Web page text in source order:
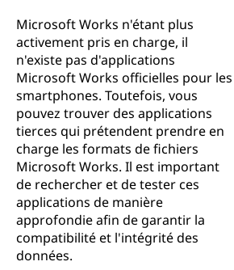
Microsoft Works n'étant plus
activement pris en charge, il
n'existe pas d'applications
Microsoft Works officielles pour les
smartphones. Toutefois, vous
pouvez trouver des applications
tierces qui prétendent prendre en
charge les formats de fichiers
Microsoft Works. Il est important
de rechercher et de tester ces
applications de manière
approfondie afin de garantir la
compatibilité et l'intégrité des
données.